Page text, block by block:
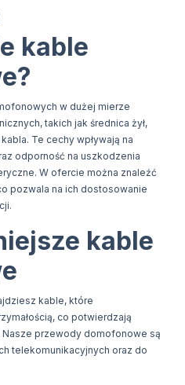
kable
w dużej mierze
takich jak średnica żył,
Te cechy wpływają na
odporność na uszkodzenia
W ofercie można znaleźć
pozwala na ich dostosowanie
kable
kable, które
co potwierdzają
przewody domofonowe są
telekomunikacyjnych oraz do